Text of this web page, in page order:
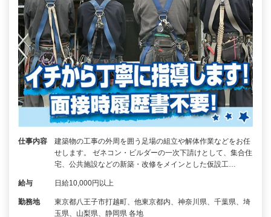
仕事内容
建築物の工事の外周を囲う足場の組立や解体作業などをお任
せします。 ゼネコン・ビルダーの一次下請けとして、集合住
宅、公共施設などの新築・改修をメインとした仮設工…
給与 日給10,000円以上
勤務地
東京都八王子市打越町、他東京都内、神奈川県、千葉県、埼
玉県、山梨県、静岡県 各地